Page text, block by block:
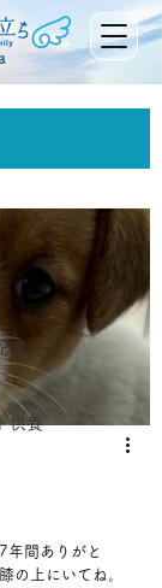
事
供養
年間ありがと
の上にいてね。